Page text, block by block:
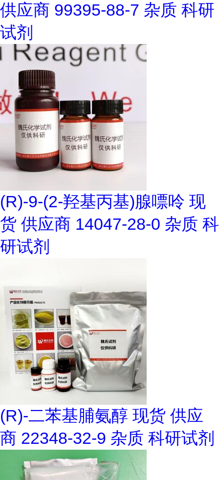
供应商 99395-88-7 杂质 科研
试剂
(R)-9-(2-羟基丙基)腺嘌呤 现
货 供应商 14047-28-0 杂质 科
研试剂
(R)-二苯基脯氨醇 现货 供应
商 22348-32-9 杂质 科研试剂